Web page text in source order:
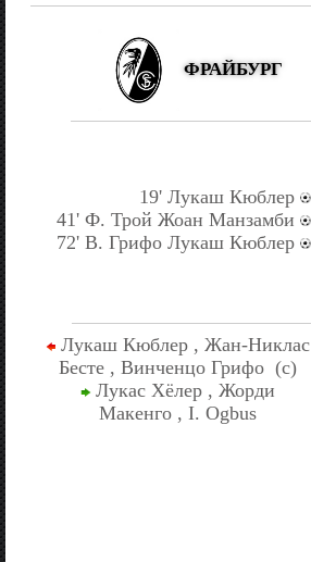
ФРАЙБУРГ
19' Лукаш Кюблер
41' Ф. Трой Жоан Манзамби
72' В. Грифо Лукаш Кюблер
Лукаш Кюблер , Жан-Никлас
Бесте , Винченцо Грифо (c)
Лукас Хёлер , Жорди
Макенго , I. Ogbus